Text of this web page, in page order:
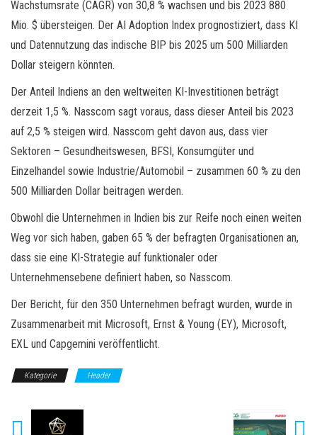
Wachstumsrate (CAGR) von 30,8 % wachsen und bis 2023 880
Mio. $ übersteigen. Der AI Adoption Index prognostiziert, dass KI
und Datennutzung das indische BIP bis 2025 um 500 Milliarden
Dollar steigern könnten.
Der Anteil Indiens an den weltweiten KI-Investitionen beträgt
derzeit 1,5 %. Nasscom sagt voraus, dass dieser Anteil bis 2023
auf 2,5 % steigen wird. Nasscom geht davon aus, dass vier
Sektoren – Gesundheitswesen, BFSI, Konsumgüter und
Einzelhandel sowie Industrie/Automobil – zusammen 60 % zu den
500 Milliarden Dollar beitragen werden.
Obwohl die Unternehmen in Indien bis zur Reife noch einen weiten
Weg vor sich haben, gaben 65 % der befragten Organisationen an,
dass sie eine KI-Strategie auf funktionaler oder
Unternehmensebene definiert haben, so Nasscom.
Der Bericht, für den 350 Unternehmen befragt wurden, wurde in
Zusammenarbeit mit Microsoft, Ernst & Young (EY), Microsoft,
EXL und Capgemini veröffentlicht.
Kategorie Header